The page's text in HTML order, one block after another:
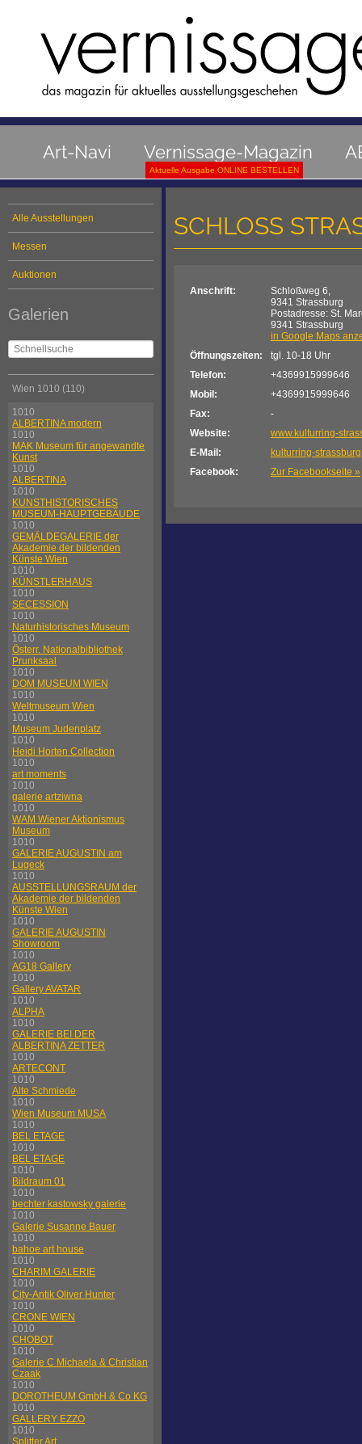
Art-Navi Vernissage-Magazin
Aktuelle Ausgabe ONLINE BESTELLEN
Alle Ausstellungen
Messen
Auktionen
Galerien
Wien 1010 (110)
1010
ALBERTINA modern
1010
MAK Museum für angewandte
Kunst
1010
ALBERTINA
1010
KUNSTHISTORISCHES
MUSEUM-HAUPTGEBÄUDE
1010
GEMÄLDEGALERIE der
Akademie der bildenden
Künste Wien
1010
KÜNSTLERHAUS
1010
SECESSION
1010
Naturhistorisches Museum
1010
Österr. Nationalbibliothek
Prunksaal
1010
DOM MUSEUM WIEN
1010
Weltmuseum Wien
1010
Museum Judenplatz
1010
Heidi Horten Collection
1010
art moments
1010
galerie artziwna
1010
WAM Wiener Aktionismus
Museum
1010
GALERIE AUGUSTIN am
Lugeck
1010
AUSSTELLUNGSRAUM der
Akademie der bildenden
Künste Wien
1010
GALERIE AUGUSTIN
Showroom
1010
AG18 Gallery
1010
Gallery AVATAR
1010
ALPHA
1010
GALERIE BEI DER
ALBERTINA ZETTER
1010
ARTECONT
1010
Alte Schmiede
1010
Wien Museum MUSA
1010
BEL ETAGE
1010
BEL ETAGE
1010
Bildraum 01
1010
bechter kastowsky galerie
1010
Galerie Susanne Bauer
1010
bahoe art house
1010
CHARIM GALERIE
1010
City-Antik Oliver Hunter
1010
CRONE WIEN
1010
CHOBOT
1010
Galerie C Michaela & Christian
Czaak
1010
DOROTHEUM GmbH & Co KG
1010
GALLERY EZZO
1010
Splitter Art
SCHLOSS
Anschrift:
Schloßweg 6,
9341 Strassburg
Postadresse: St.
9341 Strassburg
in Google Maps
Öffnungszeiten:
tgl. 10-18 Uhr
Telefon:
+4369915999646
Mobil:
+4369915999646
Fax:
-
Website:
www.kulturring-
E-Mail:
kulturring-
Facebook:
Zur Facebookseite »